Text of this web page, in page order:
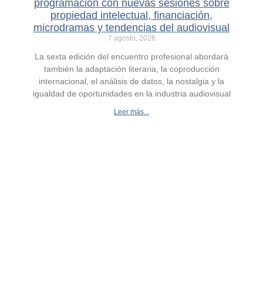
programación con nuevas sesiones sobre
propiedad intelectual, financiación,
microdramas y tendencias del audiovisual
7 agosto, 2026
La sexta edición del encuentro profesional abordará
también la adaptación literaria, la coproducción
internacional, el análisis de datos, la nostalgia y la
igualdad de oportunidades en la industria audiovisual
Leer más...